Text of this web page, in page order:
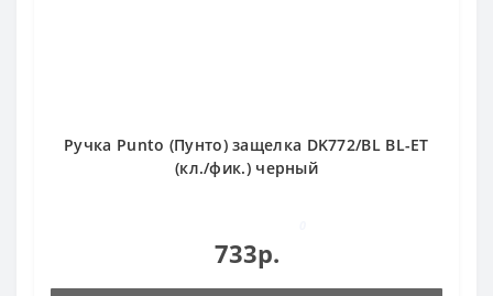
Ручка Punto (Пунто) защелка DK772/BL BL-ET
(кл./фик.) черный
733р.